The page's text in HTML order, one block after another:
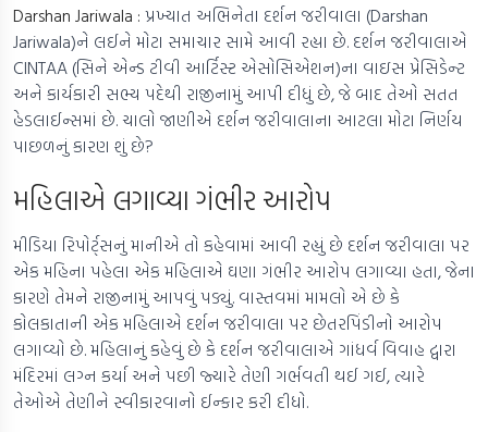
Darshan Jariwala : પ્રખ્યાત અભિનેતા દર્શન જરીવાલા (Darshan
Jariwala)ને લઈને મોટા સમાચાર સામે આવી રહ્યા છે. દર્શન જરીવાલાએ
CINTAA (સિને એન્ડ ટીવી આર્ટિસ્ટ એસોસિએશન)ના વાઇસ પ્રેસિડેન્ટ
અને કાર્યકારી સભ્ય પદેથી રાજીનામું આપી દીધું છે, જે બાદ તેઓ સતત
હેડલાઈન્સમાં છે. ચાલો જાણીએ દર્શન જરીવાલાના આટલા મોટા નિર્ણય
પાછળનું કારણ શું છે?
મહિલાએ લગાવ્યા ગંભીર આરોપ
મીડિયા રિપોર્ટ્સનું માનીએ તો કહેવામાં આવી રહ્યું છે દર્શન જરીવાલા પર
એક મહિના પહેલા એક મહિલાએ ઘણા ગંભીર આરોપ લગાવ્યા હતા, જેના
કારણે તેમને રાજીનામું આપવું પડ્યું. વાસ્તવમાં મામલો એ છે કે
કોલકાતાની એક મહિલાએ દર્શન જરીવાલા પર છેતરપિંડીનો આરોપ
લગાવ્યો છે. મહિલાનું કહેવું છે કે દર્શન જરીવાલાએ ગાંધર્વ વિવાહ દ્વારા
મંદિરમાં લગ્ન કર્યા અને પછી જ્યારે તેણી ગર્ભવતી થઈ ગઈ, ત્યારે
તેઓએ તેણીને સ્વીકારવાનો ઈન્કાર કરી દીધો.